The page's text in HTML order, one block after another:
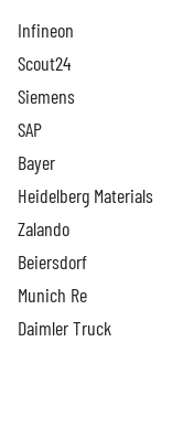
Infineon
Scout24
Siemens
SAP
Bayer
Heidelberg Materials
Zalando
Beiersdorf
Munich Re
Daimler Truck